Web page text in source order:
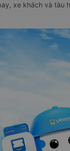
xe khách và tàu